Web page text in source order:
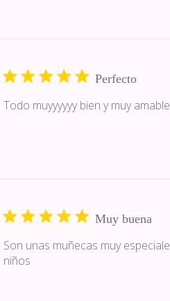
Perfecto
Todo muyyyyyy bien y muy
Muy buena
Son unas muñecas muy
niños